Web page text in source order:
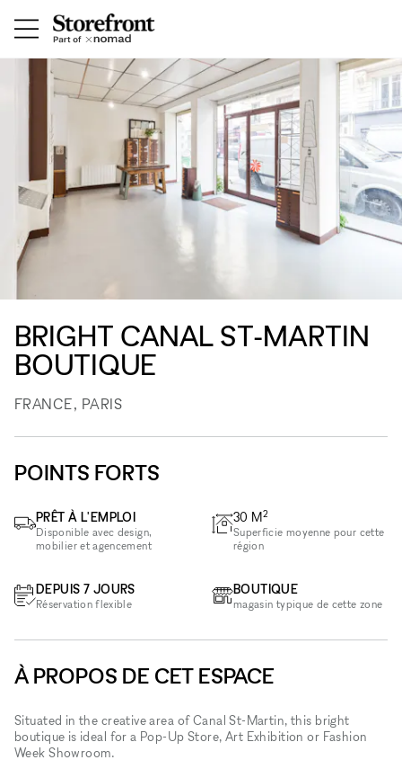
BRIGHT CANAL ST-MARTIN
BOUTIQUE
FRANCE, PARIS
POINTS FORTS
PRÊT À L'EMPLOI
Disponible avec design,
mobilier et agencement
DEPUIS 7 JOURS
Réservation flexible
30 M2
Superficie moyenne pour cette
région
BOUTIQUE
magasin typique de cette zone
À PROPOS DE CET ESPACE
Situated in the creative area of Canal St-Martin, this bright
boutique is ideal for a Pop-Up Store, Art Exhibition or Fashion
Week Showroom.